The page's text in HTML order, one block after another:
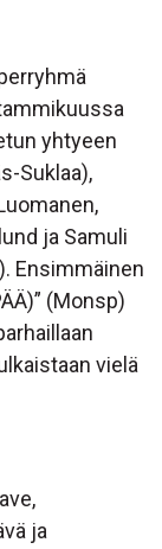
yhtyeen
Suklaa),
ja Samuli
Ensimmäinen
(Monsp)
vielä
ja